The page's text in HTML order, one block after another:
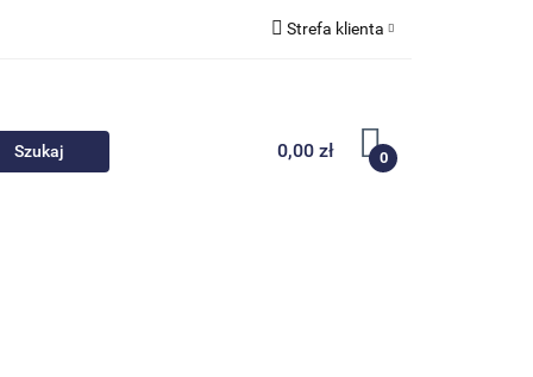
Strefa klienta
Zarejestruj się
Dodaj zgłoszenie
0,00 zł 0